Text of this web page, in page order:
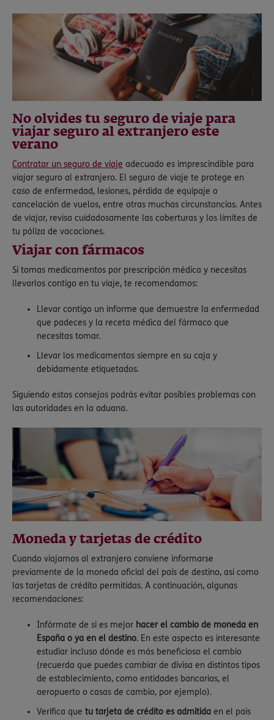
No olvides tu seguro de viaje para
viajar seguro al extranjero este
verano
Contratar un seguro de viaje adecuado es imprescindible para
viajar seguro al extranjero. El seguro de viaje te protege en
caso de enfermedad, lesiones, pérdida de equipaje o
cancelación de vuelos, entre otras muchas circunstancias. Antes
de viajar, revisa cuidadosamente las coberturas y los límites de
tu póliza de vacaciones.
Viajar con fármacos
Si tomas medicamentos por prescripción médica y necesitas
llevarlos contigo en tu viaje, te recomendamos:
Llevar contigo un informe que demuestre la enfermedad
que padeces y la receta médica del fármaco que
necesitas tomar.
Llevar los medicamentos siempre en su caja y
debidamente etiquetados.
Siguiendo estos consejos podrás evitar posibles problemas con
las autoridades en la aduana.
Moneda y tarjetas de crédito
Cuando viajamos al extranjero conviene informarse
previamente de la moneda oficial del país de destino, así como
las tarjetas de crédito permitidas. A continuación, algunas
recomendaciones:
Infórmate de si es mejor hacer el cambio de moneda en
España o ya en el destino. En este aspecto es interesante
estudiar incluso dónde es más beneficioso el cambio
(recuerda que puedes cambiar de divisa en distintos tipos
de establecimiento, como entidades bancarias, el
aeropuerto o casas de cambio, por ejemplo).
Verifica que tu tarjeta de crédito es admitida en el país